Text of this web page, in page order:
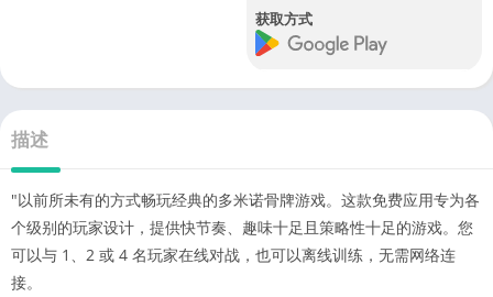
获取方式
描述
"以前所未有的方式畅玩经典的多米诺骨牌游戏。这款免费应用专为各
个级别的玩家设计，提供快节奏、趣味十足且策略性十足的游戏。您
可以与 1、2 或 4 名玩家在线对战，也可以离线训练，无需网络连
接。